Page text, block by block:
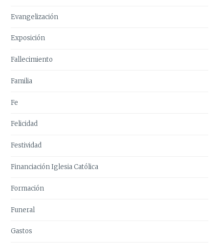
Evangelización
Exposición
Fallecimiento
Familia
Fe
Felicidad
Festividad
Financiación Iglesia Católica
Formación
Funeral
Gastos